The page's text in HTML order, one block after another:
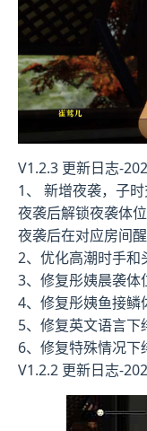
V1.2.3 更新日志-
1、 新增夜袭，子
夜袭后解锁夜袭体位
夜袭后在对应房间
2、优化高潮时手和
3、修复彤姨晨袭体
4、修复彤姨鱼接鳞
5、修复英文语言
6、修复特殊情况下
V1.2.2 更新日志-